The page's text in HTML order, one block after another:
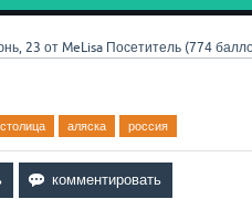
23 от MeLisa Посетитель (774
столица аляска россия